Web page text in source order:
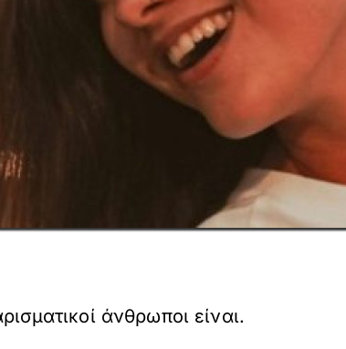
άνθρωποι είναι.